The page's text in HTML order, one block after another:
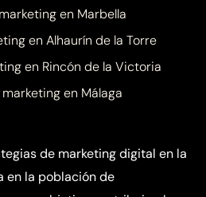
en Marbella
en Alhaurín de la Torre
en Rincón de la Victoria
en Málaga
de marketing digital en la
en la población de